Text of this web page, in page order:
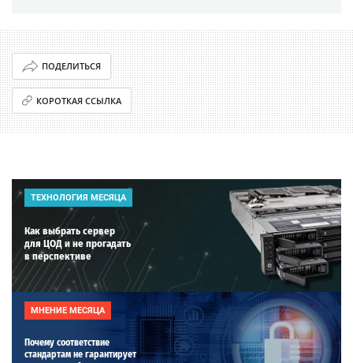
ПОДЕЛИТЬСЯ
КОРОТКАЯ ССЫЛКА
ТЕХНОЛОГИЯ МЕСЯЦА
Как выбрать сервер
для ЦОД и не прогадать
в перспективе
МНЕНИЕ МЕСЯЦА
Почему соответствие
стандартам не гарантирует